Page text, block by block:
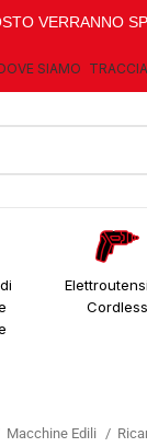
VERRANNO
SIAMO
Cordless
Macchine Edili